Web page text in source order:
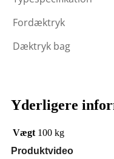
Fordæktryk
Dæktryk bag
Yderligere
Vægt 100 kg
Produktvideo